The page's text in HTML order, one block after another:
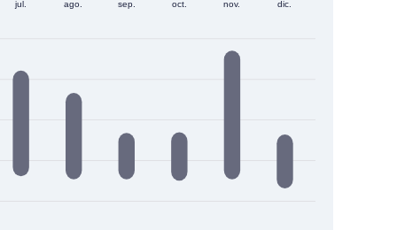
jul. ago. sep. oct. nov. dic.